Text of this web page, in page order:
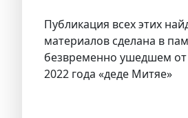
Публикация всех этих
материалов сделана в
безвременно ушедшем от
2022 года «деде Митяе»